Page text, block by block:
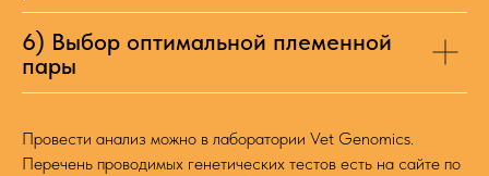
6) Выбор оптимальной племенной
пары
Провести анализ можно в лаборатории Vet Genomics.
Перечень проводимых генетических тестов есть на сайте по